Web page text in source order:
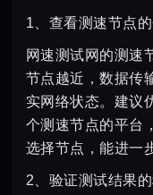
1、查看测速节点
网速测试网的测速
节点越近，数据传
实网络状态。建议
个测速节点的平台
选择节点，能进一
2、验证测试结果